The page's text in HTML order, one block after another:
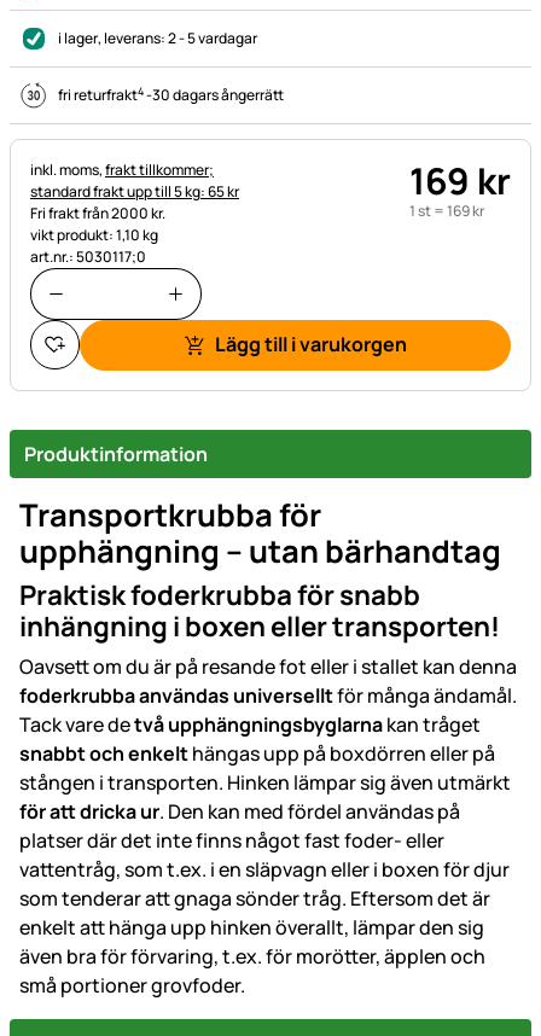
i lager, leverans:2 - 5 vardagar
fri returfrakt4-30 dagars ångerrätt
Skatteinformation:
inkl. moms,frakt tillkommer;
standard frakt upp till 5 kg: 65 kr
Fri frakt från 2000 kr.
vikt produkt: 1,10 kg
art.nr.: 5030117;0
169 kr
1 st =169kr
Lägg till i varukorgen
Produktinformation
Transportkrubba för
upphängning – utan bärhandtag
Praktisk foderkrubba för snabb
inhängning i boxen eller transporten!
Oavsett om du är på resande fot eller i stallet kan denna
foderkrubbaanvändas universelltför många ändamål.
Tack vare detvå upphängningsbyglarnakan tråget
snabbt och enkelthängas upp på boxdörren eller på
stången i transporten. Hinken lämpar sig även utmärkt
för att dricka ur. Den kan med fördel användas på
platser där det inte finns något fast foder- eller
vattentråg, som t.ex. i en släpvagn eller i boxen för djur
som tenderar att gnaga sönder tråg. Eftersom det är
enkelt att hänga upp hinken överallt, lämpar den sig
även bra för förvaring, t.ex. för morötter, äpplen och
små portioner grovfoder.